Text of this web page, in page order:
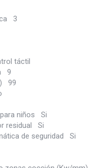
3
táctil
9
99
niños Si
residual Si
de seguridad Si